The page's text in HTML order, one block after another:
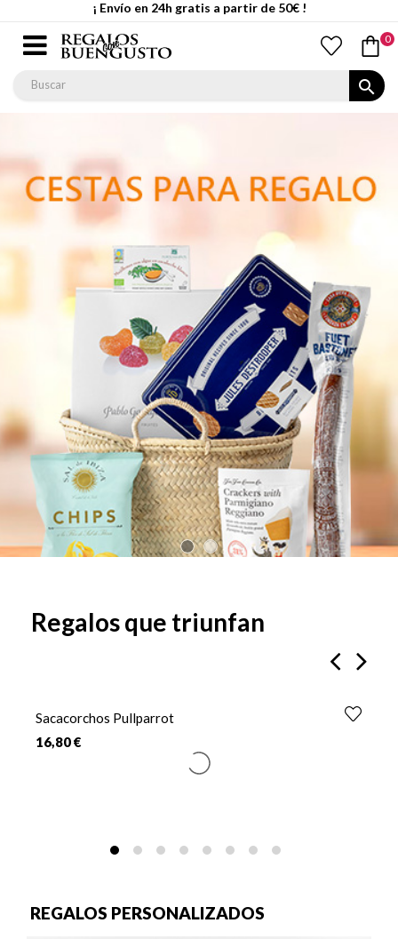
¡ Envío en 24h gratis a partir de 50€ !
0
search
Regalos que triunfan
Sacacorchos Pullparrot
16,80 €
REGALOS PERSONALIZADOS